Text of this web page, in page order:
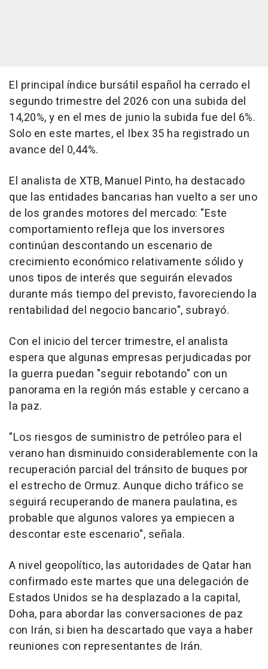
El principal índice bursátil español ha cerrado el
segundo trimestre del 2026 con una subida del
14,20%, y en el mes de junio la subida fue del 6%.
Solo en este martes, el Ibex 35 ha registrado un
avance del 0,44%.
El analista de XTB, Manuel Pinto, ha destacado
que las entidades bancarias han vuelto a ser uno
de los grandes motores del mercado: "Este
comportamiento refleja que los inversores
continúan descontando un escenario de
crecimiento económico relativamente sólido y
unos tipos de interés que seguirán elevados
durante más tiempo del previsto, favoreciendo la
rentabilidad del negocio bancario", subrayó.
Con el inicio del tercer trimestre, el analista
espera que algunas empresas perjudicadas por
la guerra puedan "seguir rebotando" con un
panorama en la región más estable y cercano a
la paz.
"Los riesgos de suministro de petróleo para el
verano han disminuido considerablemente con la
recuperación parcial del tránsito de buques por
el estrecho de Ormuz. Aunque dicho tráfico se
seguirá recuperando de manera paulatina, es
probable que algunos valores ya empiecen a
descontar este escenario", señala.
A nivel geopolítico, las autoridades de Qatar han
confirmado este martes que una delegación de
Estados Unidos se ha desplazado a la capital,
Doha, para abordar las conversaciones de paz
con Irán, si bien ha descartado que vaya a haber
reuniones con representantes de Irán.